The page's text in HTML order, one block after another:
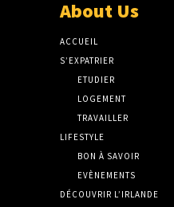
About Us
ACCUEIL
S’EXPATRIER
ETUDIER
LOGEMENT
TRAVAILLER
LIFESTYLE
BON À SAVOIR
EVÈNEMENTS
DÉCOUVRIR L’IRLANDE